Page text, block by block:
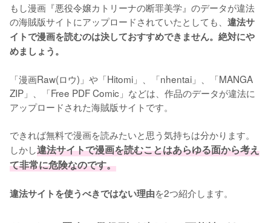
もし漫画『悪役令嬢カトリーナの断罪美学』のデータが違法
の海賊版サイトにアップロードされていたとしても、 違法サ
イトで漫画を読むのは決しておすすめできません。絶対にや
めましょう。
「漫画Raw(ロウ)」や「Hitomi」、「nhentai」、「MANGA
ZIP」、「Free PDF Comic」などは、作品のデータが違法に
アップロードされた海賊版サイトです。
できれば無料で漫画を読みたいと思う気持ちは分かります。
しかし違法サイトで漫画を読むことはあらゆる面から考え
て非常に危険なのです。
違法サイトを使うべきではない理由を2つ紹介します。